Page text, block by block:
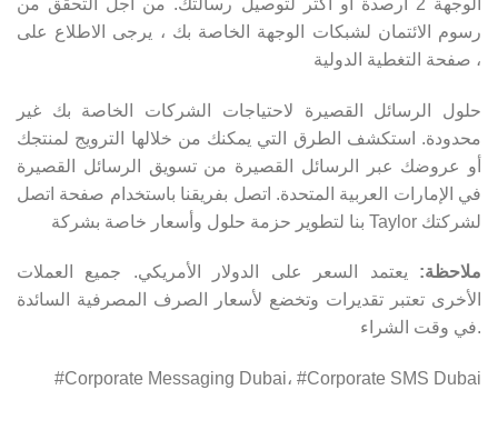
رسوم الائتمان لشبكات الوجهة الخاصة بك ، يرجى الاطلاع على
صفحة التغطية الدولية ،
حلول الرسائل القصيرة لاحتياجات الشركات الخاصة بك غير
محدودة. استكشف الطرق التي يمكنك من خلالها الترويج لمنتجك
أو عروضك عبر الرسائل القصيرة من تسويق الرسائل القصيرة
في الإمارات العربية المتحدة. اتصل بفريقنا باستخدام صفحة اتصل
بنا لتطوير حزمة حلول وأسعار خاصة بشركة Taylor لشركتك
ملاحظة: يعتمد السعر على الدولار الأمريكي. جميع العملات
الأخرى تعتبر تقديرات وتخضع لأسعار الصرف المصرفية السائدة
في وقت الشراء.
#Corporate Messaging Dubai، #Corporate SMS Dubai